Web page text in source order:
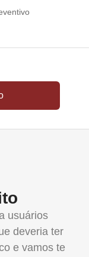
usuários
deveria ter
e vamos te